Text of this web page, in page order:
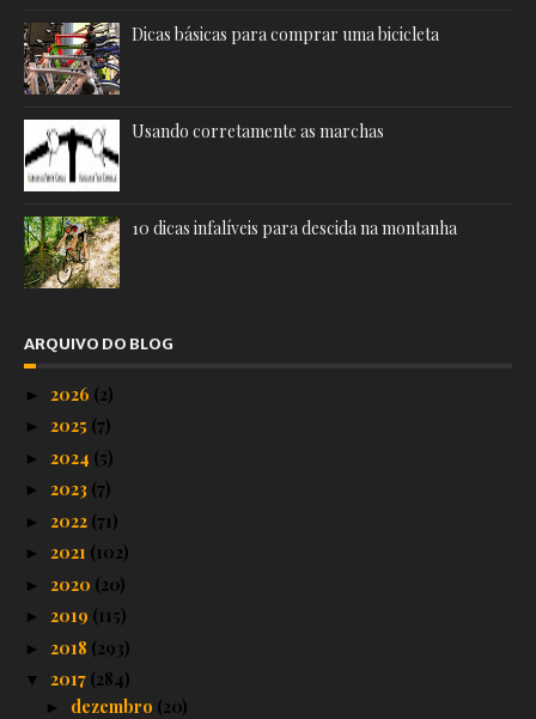
Dicas básicas para comprar uma bicicleta
Usando corretamente as marchas
10 dicas infalíveis para descida na montanha
ARQUIVO DO BLOG
► 2026 (2)
► 2025 (7)
► 2024 (5)
► 2023 (7)
► 2022 (71)
► 2021 (102)
► 2020 (20)
► 2019 (115)
► 2018 (293)
▼ 2017 (284)
► dezembro (20)